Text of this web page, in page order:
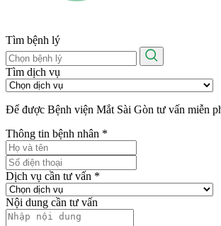
Tìm bệnh lý
Tìm dịch vụ
Để được Bệnh viện Mắt Sài Gòn tư vấn miễn
Thông tin bệnh nhân *
Dịch vụ cần tư vấn *
Nội dung cần tư vấn